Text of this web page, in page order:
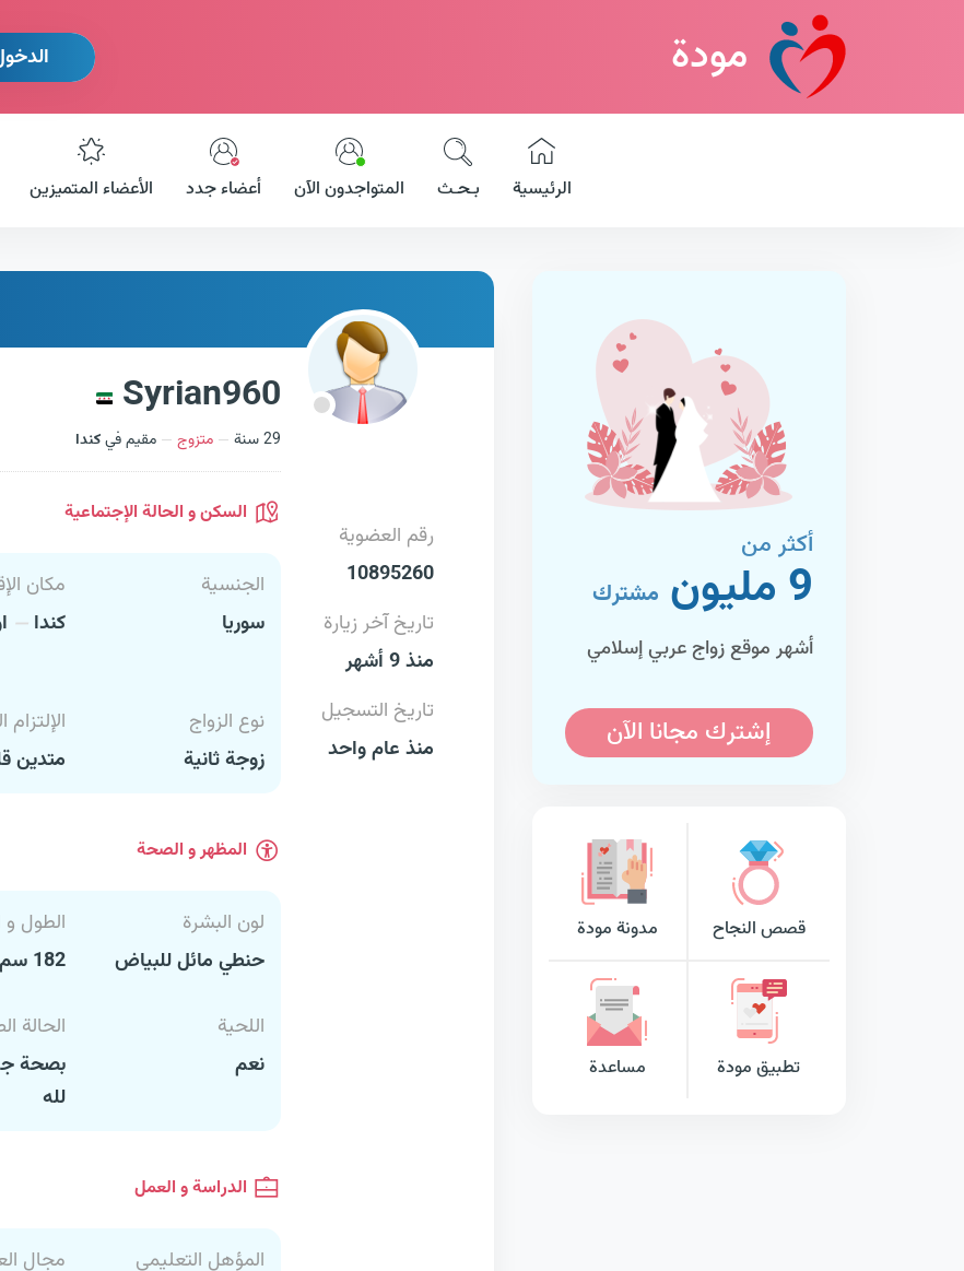
مودة
الرئيسية بـحـث المتواجدون الآن أعضاء جدد الأعضاء المتميزين
أكثر من
9 مليون مشترك
أشهر موقع زواج عربي إسلامي
إشترك مجانا الآن
قصص النجاح مدونة مودة
تطبيق مودة مساعدة
Syrian960
29 سنة متزوج مقيم فيكندا
رقم العضوية
10895260
تاريخ آخر زيارة
منذ 9 أشهر
تاريخ التسجيل
منذ عام واحد
السكن و الحالة الإجتماعية
الجنسية
سوريا
مكان
كندا
نوع الزواج
زوجة ثانية
الإلتزام
متدين
المظهر و الصحة
لون البشرة
حنطي مائل للبياض
الطول و
182 سم , 85 كغ
اللحية
نعم
الحالة
بصحة
لله
الدراسة و العمل
المؤهل التعليمي
مجال